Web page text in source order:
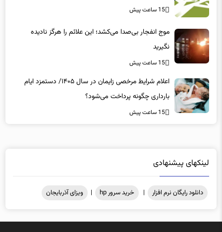
15 ساعت پیش
موج انفجار بی‌صدا می‌کشد؛ این علائم را هرگز نادیده
نگیرید
15 ساعت پیش
اعلام شرایط مرخصی زایمان در سال ۱۴۰۵/ دستمزد ایام
بارداری چگونه پرداخت می‌شود؟
15 ساعت پیش
لینکهای پیشنهادی
دانلود رایگان نرم افزار | خرید سرور hp | ویزای آذربایجان